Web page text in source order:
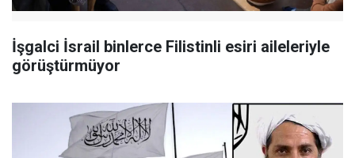
İşgalci İsrail binlerce Filistinli esiri aileleriyle
görüştürmüyor